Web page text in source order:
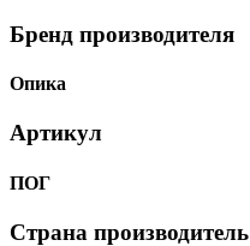
Бренд производителя
Опика
Артикул
ПОГ
Страна производитель